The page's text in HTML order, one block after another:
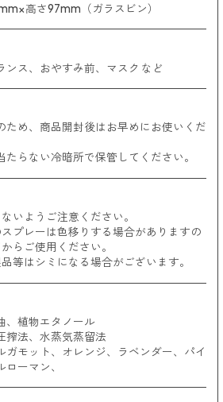
高さ97mm（ガラスビン）
ンス、おやすみ前、マスク など
ため、商品開封後はお早めにお使いくだ
らない冷暗所で保管してください。
いようご注意ください。
スプレーは色移りする場合がありますの
らご使用ください。
等はシミになる場合がございます。
、植物エタノール
搾法、水蒸気蒸留法
ガモット、オレンジ、ラベンダー、パイ
ーマン、